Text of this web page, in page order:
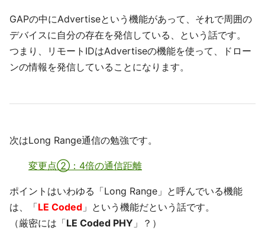
GAPの中にAdvertiseという機能があって、それで周囲の
デバイスに自分の存在を発信している、という話です。
つまり、リモートIDはAdvertiseの機能を使って、ドロー
ンの情報を発信していることになります。
次はLong Range通信の勉強です。
変更点②：4倍の通信距離
ポイントはいわゆる「Long Range」と呼んでいる機能
は、「LE Coded 」という機能だという話です。
（厳密には「LE Coded PHY 」？）